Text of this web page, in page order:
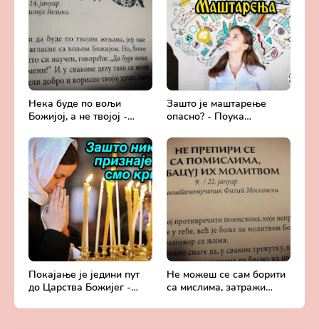
медицина
Нека буде по вољи
Божијој, а не твојој -
дан
Зашто је маштарење
опасно? - Поука
Карелина
Покајање је једини пут
до Царства Божијег -
без Христа
Не можеш се сам борити
са мислима, затражи
Добротољубље за сваки